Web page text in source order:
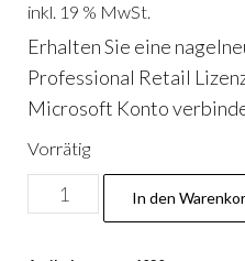
inkl. 19 % MwSt.
Erhalten Sie eine
Professional Retail
Microsoft Konto
Vorrätig
Visio
2024
In den